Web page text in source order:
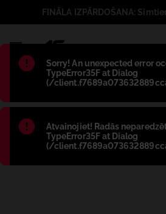
Błąd:
Sorry! An unexpected error
TypeError35F at Dialog
(/
Błąd:
Atvainojiet! Radās
TypeError35F at Dialog
(/
FINĀLA IZPĀRDOŠANA: